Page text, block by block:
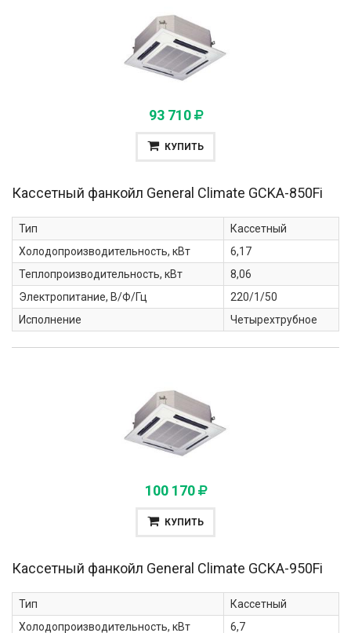
93 710
КУПИТЬ
Кассетный фанкойл General Climate GCKA-850Fi
Тип
Кассетный
Холодопроизводительность, кВт
6,17
Теплопроизводительность, кВт
8,06
Электропитание, В/Ф/Гц
220/1/50
Исполнение
Четырехтрубное
100 170
КУПИТЬ
Кассетный фанкойл General Climate GCKA-950Fi
Тип
Кассетный
Холодопроизводительность, кВт
6,7